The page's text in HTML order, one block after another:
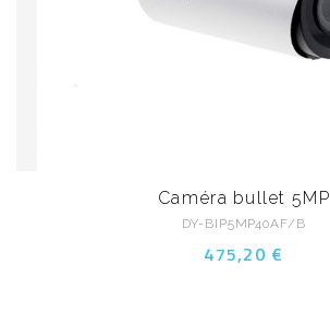
Caméra bullet 5MP
DY-BIP5MP40AF/B
475,20 €